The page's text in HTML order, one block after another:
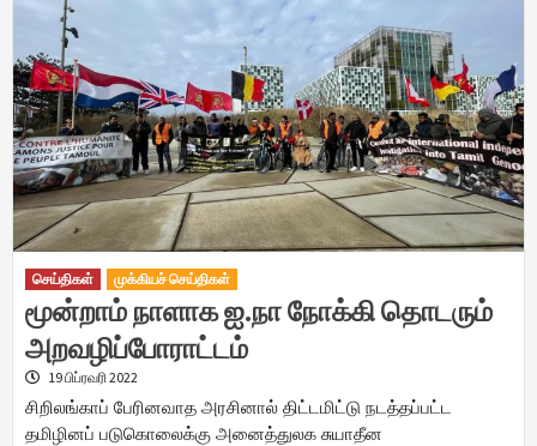
செய்திகள் முக்கியச் செய்திகள்
மூன்றாம் நாளாக ஐ.நா நோக்கி தொடரும்
அறவழிப்போராட்டம்
19 பிப்ரவரி 2022
சிறிலங்காப் பேரினவாத அரசினால் திட்டமிட்டு நடத்தப்பட்ட
தமிழினப் படுகொலைக்கு அனைத்துலக சுயாதீன